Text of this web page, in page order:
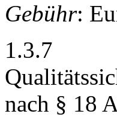
Gebühr:
1.3.7
nach § 18